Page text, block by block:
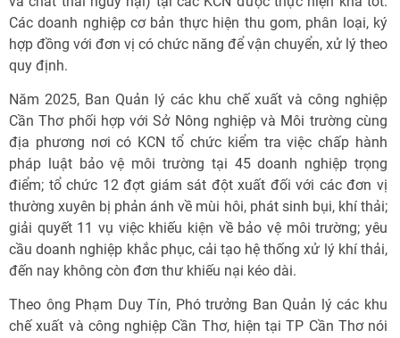
Các doanh nghiệp cơ bản thực hiện thu gom, phân loại, ký
hợp đồng với đơn vị có chức năng để vận chuyển, xử lý theo
quy định.
Năm 2025, Ban Quản lý các khu chế xuất và công nghiệp
Cần Thơ phối hợp với Sở Nông nghiệp và Môi trường cùng
địa phương nơi có KCN tổ chức kiểm tra việc chấp hành
pháp luật bảo vệ môi trường tại 45 doanh nghiệp trọng
điểm; tổ chức 12 đợt giám sát đột xuất đối với các đơn vị
thường xuyên bị phản ánh về mùi hôi, phát sinh bụi, khí thải;
giải quyết 11 vụ việc khiếu kiện về bảo vệ môi trường; yêu
cầu doanh nghiệp khắc phục, cải tạo hệ thống xử lý khí thải,
đến nay không còn đơn thư khiếu nại kéo dài.
Theo ông Phạm Duy Tín, Phó trưởng Ban Quản lý các khu
chế xuất và công nghiệp Cần Thơ, hiện tại TP Cần Thơ nói